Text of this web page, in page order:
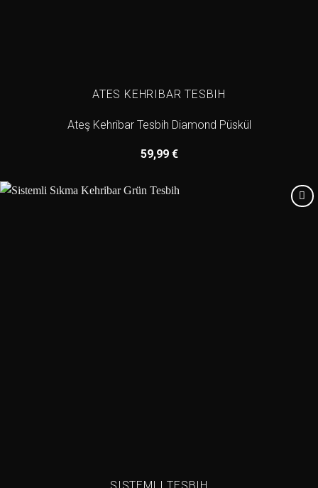
ATES KEHRIBAR TESBIH
Ateş Kehribar Tesbih Diamond Püskül
59,99 €